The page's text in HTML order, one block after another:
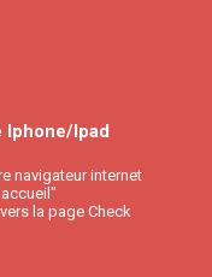
Iphone/Ipad
navigateur internet
la page Check